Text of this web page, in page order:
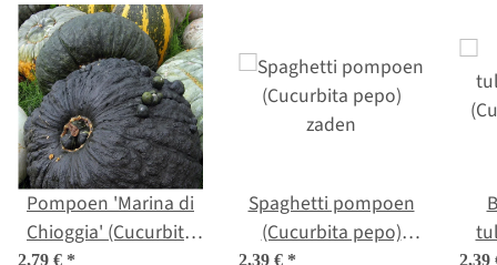
Pompoen 'Marina di
Chioggia' (Cucurbita
2,79 € *
Spaghetti pompoen
(Cucurbita pepo)
2,39 € * 2,39